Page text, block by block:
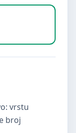
vrstu
broj